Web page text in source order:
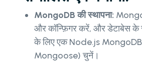
MongoDB की स्थापना:
और कॉन्फ़िगर करें, और डेटाबेस के
के लिए एक Node.js
Mongoose) चुनें।